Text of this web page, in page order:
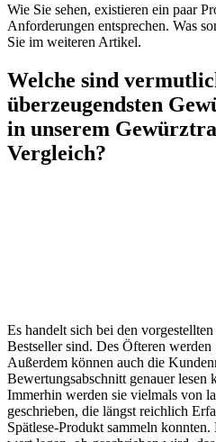
Wie Sie sehen, existieren ein paar
Anforderungen entsprechen. Was
Sie im weiteren Artikel.
Welche sind
überzeugendsten
in unserem
Vergleich?
Es handelt sich bei den
Bestseller sind. Des Öfteren
Außerdem können auch die
Bewertungsabschnitt genauer lesen
Immerhin werden sie vielmals von
geschrieben, die längst reichlich
Spätlese-Produkt sammeln